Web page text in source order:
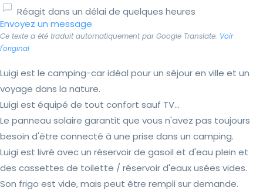
Réagit dans un délai de quelques heures
Envoyez un message
Ce texte a été traduit automatiquement par Google Translate. Voir
l'original
Luigi est le camping-car idéal pour un séjour en ville et un
voyage dans la nature.
Luigi est équipé de tout confort sauf TV...
Le panneau solaire garantit que vous n'avez pas toujours
besoin d'être connecté à une prise dans un camping.
Luigi est livré avec un réservoir de gasoil et d'eau plein et
des cassettes de toilette / réservoir d'eaux usées vides.
Son frigo est vide, mais peut être rempli sur demande.